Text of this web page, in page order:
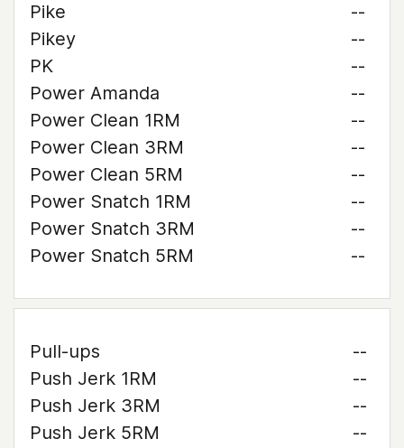
Pike
--
Pikey
--
PK
--
Power Amanda
--
Power Clean 1RM
--
Power Clean 3RM
--
Power Clean 5RM
--
Power Snatch 1RM
--
Power Snatch 3RM
--
Power Snatch 5RM
--
Pull-ups
--
Push Jerk 1RM
--
Push Jerk 3RM
--
Push Jerk 5RM
--